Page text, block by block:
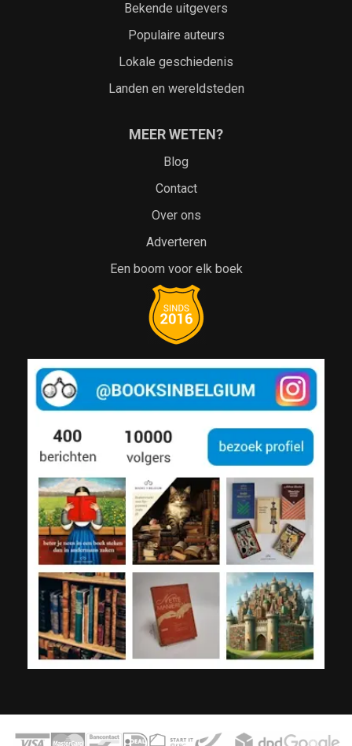
Bekende uitgevers
Populaire auteurs
Lokale geschiedenis
Landen en wereldsteden
MEER WETEN?
Blog
Contact
Over ons
Adverteren
Een boom voor elk boek